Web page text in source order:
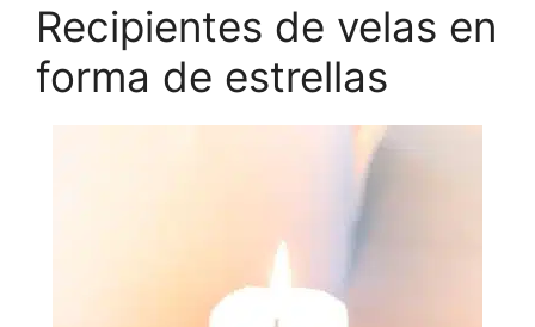
Recipientes de velas en
forma de estrellas